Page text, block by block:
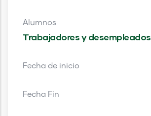
Alumnos
Trabajadores y desempleados
Fecha de inicio
Fecha Fin